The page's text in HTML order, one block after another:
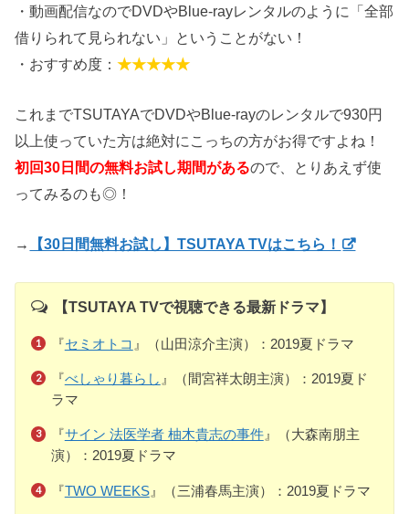
・動画配信なのでDVDやBlue-rayレンタルのように「全部
借りられて見られない」ということがない！
・おすすめ度：★★★★★
これまでTSUTAYAでDVDやBlue-rayのレンタルで930円
以上使っていた方は絶対にこっちの方がお得ですよね！
初回30日間の無料お試し期間があるので、とりあえず使
ってみるのも◎！
→ 【30日間無料お試し】TSUTAYA TVはこちら！
【TSUTAYA TVで視聴できる最新ドラマ】
『セミオトコ 』（山田涼介主演）：2019夏ドラマ
『べしゃり暮らし 』（間宮祥太朗主演）：2019夏ド
ラマ
『サイン 法医学者 柚木貴志の事件』（大森南朋主
演）：2019夏ドラマ
『TWO WEEKS』（三浦春馬主演）：2019夏ドラマ